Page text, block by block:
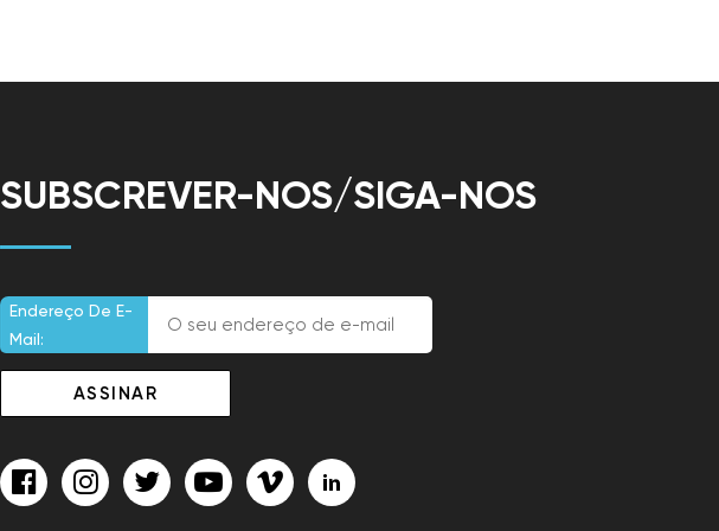
SUBSCREVER-NOS/SIGA-NOS
Endereço De E-
Mail: